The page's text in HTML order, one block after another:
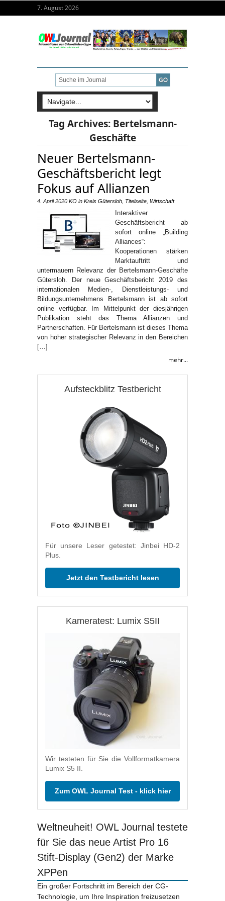
7. August 2026
Tag Archives: Bertelsmann-
Geschäfte
Neuer Bertelsmann-
Geschäftsbericht legt
Fokus auf Allianzen
4. April 2020 KO in Kreis Gütersloh Titelseite Wirtschaft
Interaktiver
Geschäftsbericht ab
sofort online „Building
Alliances“:
Kooperationen stärken
Marktauftritt und
untermauern Relevanz der Bertelsmann-Geschäfte
Gütersloh. Der neue Geschäftsbericht 2019 des
internationalen Medien-, Dienstleistungs- und
Bildungsunternehmens Bertelsmann ist ab sofort
online verfügbar. Im Mittelpunkt der diesjährigen
Publikation steht das Thema Allianzen und
Partnerschaften. Für Bertelsmann ist dieses Thema
von hoher strategischer Relevanz in den Bereichen
[…]
mehr...
Aufsteckblitz Testbericht
Für unsere Leser getestet: Jinbei HD-2
Plus.
Jetzt den Testbericht lesen
Kameratest: Lumix S5II
Wir testeten für Sie die Vollformatkamera
Lumix S5 II.
Zum OWL Journal Test - klick hier
Weltneuheit! OWL Journal testete
für Sie das neue Artist Pro 16
Stift-Display (Gen2) der Marke
XPPen
Ein großer Fortschritt im Bereich der CG-
Technologie, um Ihre Inspiration freizusetzen